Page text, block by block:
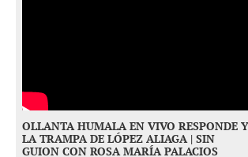
OLLANTA HUMALA EN VIVO RESPONDE Y
LA TRAMPA DE LÓPEZ ALIAGA | SIN
GUION CON ROSA MARÍA PALACIOS